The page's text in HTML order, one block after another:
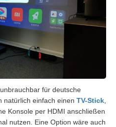
für deutsche
natürlich einfach einen TV-Stick
Konsole per HDMI anschließen
nutzen. Eine Option wäre auch